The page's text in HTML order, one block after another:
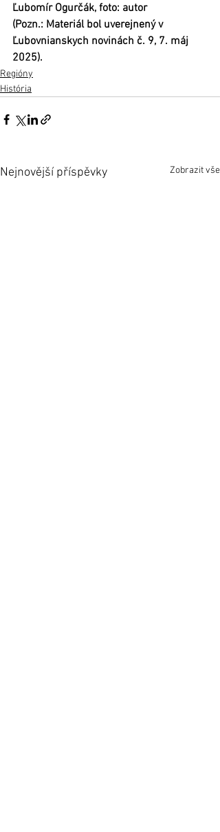
Ľubomír Ogurčák, foto: autor
(Pozn.: Materiál bol uverejnený v
Ľubovnianskych novinách č. 9, 7. máj
2025).
Regióny
História
Nejnovější příspěvky Zobrazit vše